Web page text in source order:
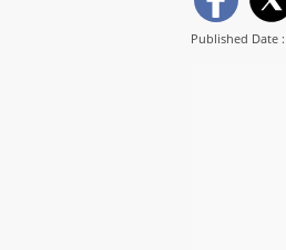
Published Date